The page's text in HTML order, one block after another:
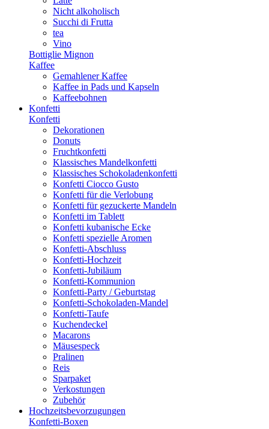
Nicht alkoholisch
Succhi di Frutta
tea
Vino
Bottiglie Mignon
Kaffee
Gemahlener Kaffee
Kaffee in Pads und Kapseln
Kaffeebohnen
Konfetti
Konfetti
Dekorationen
Donuts
Fruchtkonfetti
Klassisches Mandelkonfetti
Klassisches Schokoladenkonfetti
Konfetti Ciocco Gusto
Konfetti für die Verlobung
Konfetti für gezuckerte Mandeln
Konfetti im Tablett
Konfetti kubanische Ecke
Konfetti spezielle Aromen
Konfetti-Abschluss
Konfetti-Hochzeit
Konfetti-Jubiläum
Konfetti-Kommunion
Konfetti-Party / Geburtstag
Konfetti-Schokoladen-Mandel
Konfetti-Taufe
Kuchendeckel
Macarons
Mäusespeck
Pralinen
Reis
Sparpaket
Verkostungen
Zubehör
Hochzeitsbevorzugungen
Konfetti-Boxen